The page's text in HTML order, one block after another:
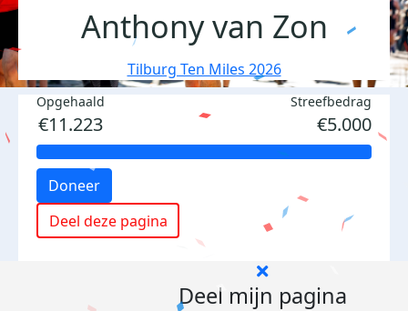
Anthony van Zon
Tilburg Ten Miles 2026
Opgehaald
€11.223
Streefbedrag
€5.000
Doneer
Deel deze pagina
Deel mijn pagina